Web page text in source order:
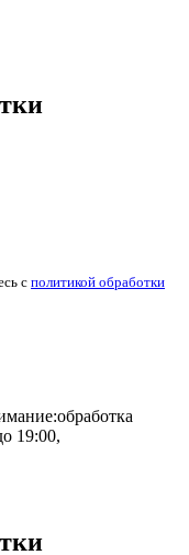
с политикой обработки
обработка
19:00,